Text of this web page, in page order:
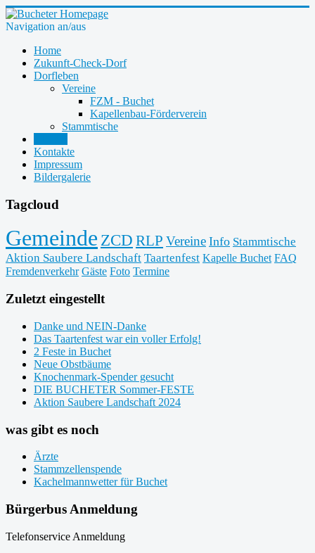
Navigation an/aus
Home
Zukunft-Check-Dorf
Dorfleben
Vereine
FZM - Buchet
Kapellenbau-Förderverein
Stammtische
Kontakte
Impressum
Bildergalerie
Tagcloud
Gemeinde ZCD RLP Vereine Info Stammtische
Aktion Saubere Landschaft Taartenfest Kapelle Buchet FAQ
Fremdenverkehr Gäste Foto Termine
Zuletzt eingestellt
Danke und NEIN-Danke
Das Taartenfest war ein voller Erfolg!
2 Feste in Buchet
Neue Obstbäume
Knochenmark-Spender gesucht
DIE BUCHETER Sommer-FESTE
Aktion Saubere Landschaft 2024
was gibt es noch
Ärzte
Stammzellenspende
Kachelmannwetter für Buchet
Bürgerbus Anmeldung
Telefonservice Anmeldung